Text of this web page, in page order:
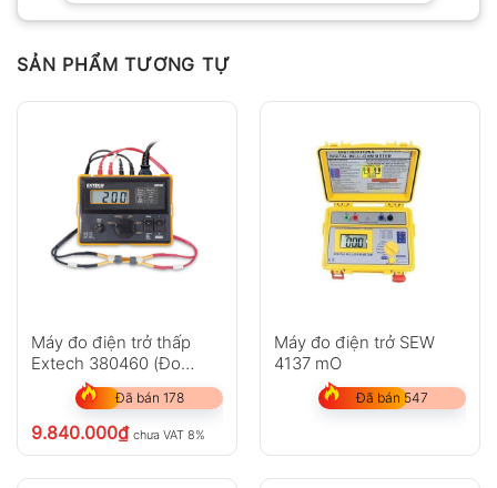
SẢN PHẨM TƯƠNG TỰ
Máy đo điện trở thấp
Extech 380460 (Đo
chính xác)
Đã bán 178
9.840.000₫ chưa VAT 8%
Máy đo điện trở SEW
4137 mO
Đã bán 547